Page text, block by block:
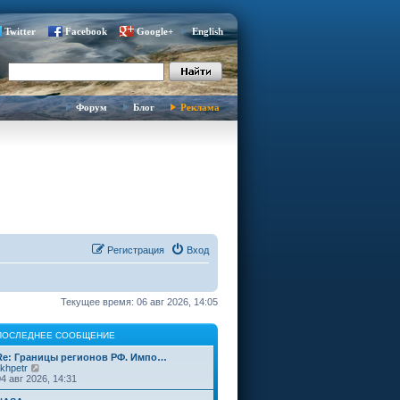
Twitter Facebook Google+ English
Форум Блог Реклама
Вход
Регистрация
Текущее время: 06 авг 2026, 14:05
СООБЩЕНИЕ
Границы регионов РФ. Импо…
е
р
авг 2026, 14:31